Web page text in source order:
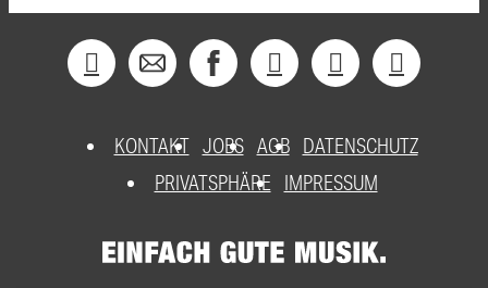
KONTAKT JOBS AGB DATENSCHUTZ
PRIVATSPHÄRE
IMPRESSUM